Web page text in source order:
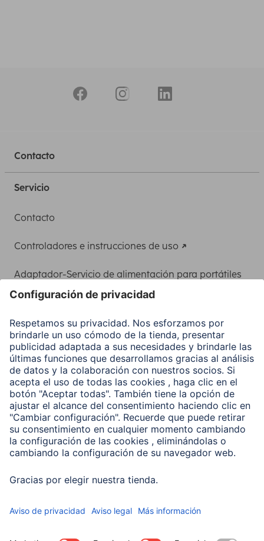
Contacto
Servicio
Contacto
Controladores e instrucciones de uso
Adaptador-Servicio de alimentación para portátiles
Clientes online
Conviértete en distribuidor
Compañía
Historia de la empresa
Hama en todo el Mundo
Sostenibilidad
Business-Portal